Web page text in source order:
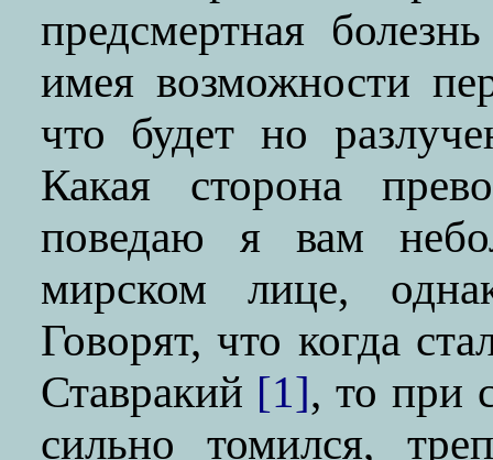
предсмертная
имея возможности
что будет но
Какая сторона
поведаю я вам
мирском лице,
Говорят, что когда
Ставракий [1], то при
сильно томился,